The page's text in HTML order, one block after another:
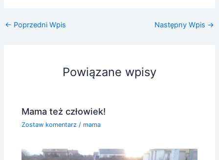
← Poprzedni Wpis Następny Wpis →
Powiązane wpisy
Mama też człowiek!
Zostaw komentarz / mama